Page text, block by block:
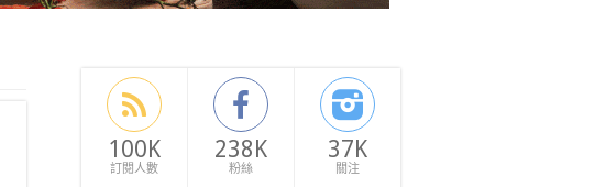
100K
訂閱人數
238K
粉絲
37K
關注